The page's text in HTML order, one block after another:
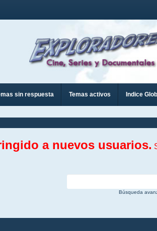
sin respuesta Temas activos Indice
a nuevos usuarios.
Búsqueda